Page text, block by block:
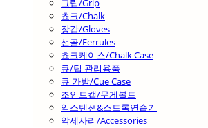
그립/Grip
쵸크/Chalk
장갑/Gloves
선골/Ferrules
쵸크케이스/Chalk Case
큐/팁 관리용품
큐 가방/Cue Case
조인트캡/무게볼트
익스텐션&스트록연습기
악세사리/Accessories